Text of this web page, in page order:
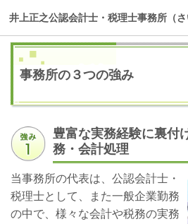
井上正之公認会計士・税理士事務所（さ
事務所の３つの強み
豊富な実務経験に裏付
務・会計処理
当事務所の代表は、公認会計士・
税理士として、また一般企業勤務
の中で、様々な会計や税務の実務